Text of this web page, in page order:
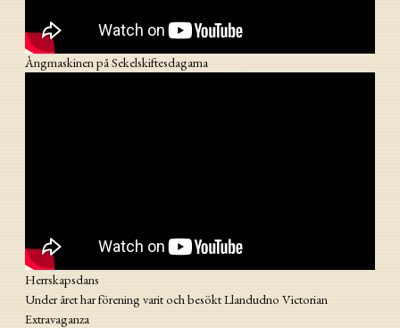
Ångmaskinen på Sekelskiftesdagarna
Herrskapsdans
Under året har förening varit och besökt Llandudno Victorian
Extravaganza